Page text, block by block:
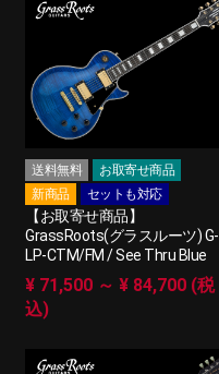
送料無料
お取寄せ商品
新商品
セットも対応
【お取寄せ商品】
GrassRoots(グラスルーツ) G-
LP-CTM/FM / See Thru Blue
¥ 71,500 ～ ¥ 84,700 (税
込)